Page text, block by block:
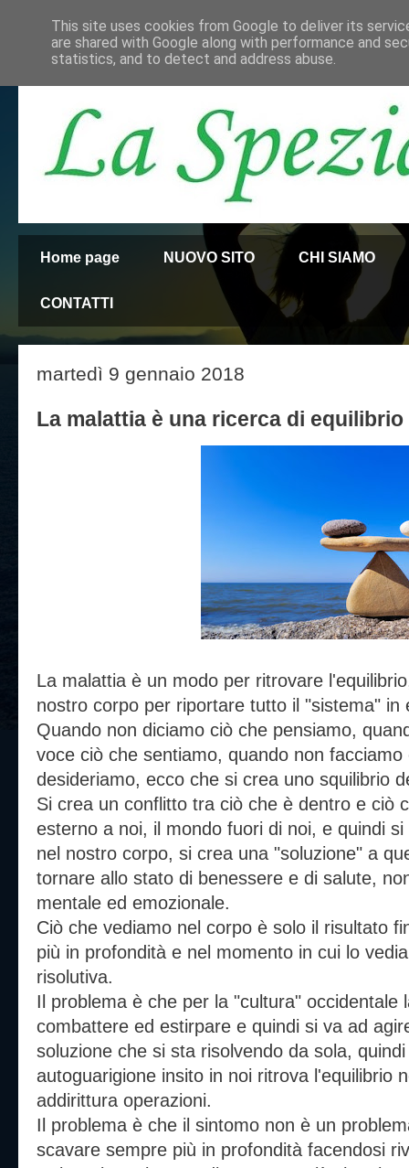
Home page NUOVO SITO CHI SIAMO
CONTATTI
martedì 9 gennaio 2018
La malattia è una ricerca di equilibrio
La malattia è un modo per ritrovare
nostro corpo per riportare tutto il "sistema" in
Quando non diciamo ciò che pensiamo,
voce ciò che sentiamo, quando non
desideriamo, ecco che si crea uno squilibrio
Si crea un conflitto tra ciò che è dentro e ciò
esterno a noi, il mondo fuori di noi, e quindi
nel nostro corpo, si crea una "soluzione" a
tornare allo stato di benessere e di salute,
mentale ed emozionale.
Ciò che vediamo nel corpo è solo il risultato
più in profondità e nel momento in cui lo
risolutiva.
Il problema è che per la "cultura" occidentale
combattere ed estirpare e quindi si va ad
soluzione che si sta risolvendo da sola,
autoguarigione insito in noi ritrova l'equilibrio
addirittura operazioni.
Il problema è che il sintomo non è un
scavare sempre più in profondità facendosi
This site uses cookies from Google to deliver its
are shared with Google along with performance and
statistics, and to detect and address abuse.